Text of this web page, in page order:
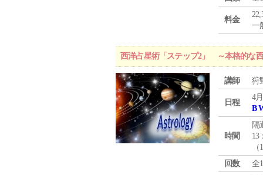
料金
一
西洋占星術「ステップ2」 ～本格的な
講師 狩
日程
4
B
時間
隔
13
回数
全